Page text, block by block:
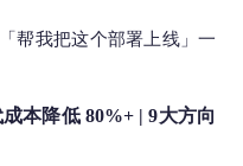
帮我把这个部署上线」一
本降低 80%+ | 9大方向